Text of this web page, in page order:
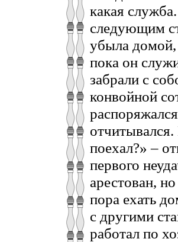
какая
следующим
убыла домой,
пока он
забрали с
конвойной
поехал?» –
первого
арестован,
пора ехать
с другими
работал по